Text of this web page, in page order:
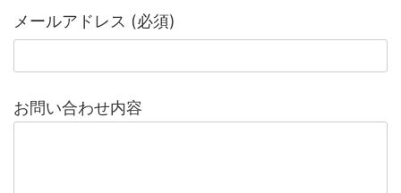
メールアドレス (必須)
お問い合わせ内容